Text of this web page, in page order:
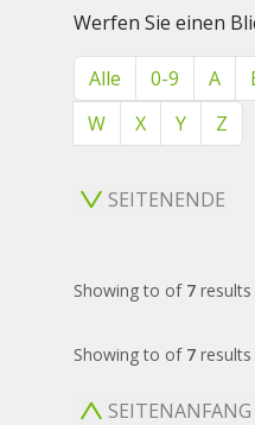
Werfen Sie einen
Alle 0-9 A
W
X Y Z
SEITENENDE
Showingto of 7 results
Showingto of 7 results
SEITENANFANG